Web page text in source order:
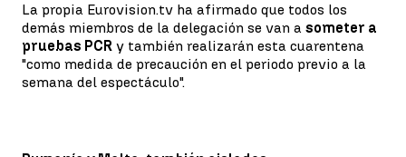
La propia Eurovision.tv ha afirmado que todos los
demás miembros de la delegación se van a someter a
pruebas PCR y también realizarán esta cuarentena
"como medida de precaución en el periodo previo a la
semana del espectáculo".